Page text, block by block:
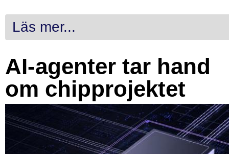
Läs mer...
AI-agenter tar hand
om chipprojektet